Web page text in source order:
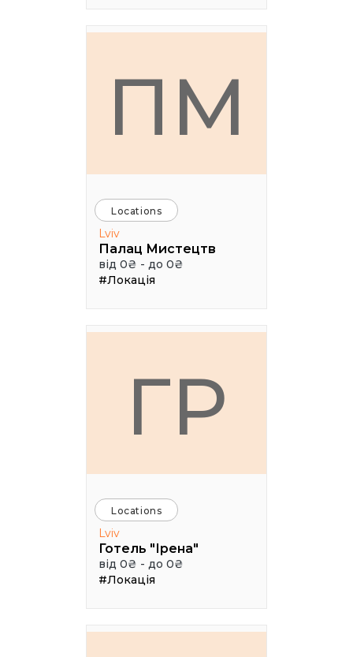
ПМ
Locations
Lviv
Палац Мистецтв
від 0₴ - до 0₴
#Локація
ГР
Locations
Lviv
Готель "Ірена"
від 0₴ - до 0₴
#Локація